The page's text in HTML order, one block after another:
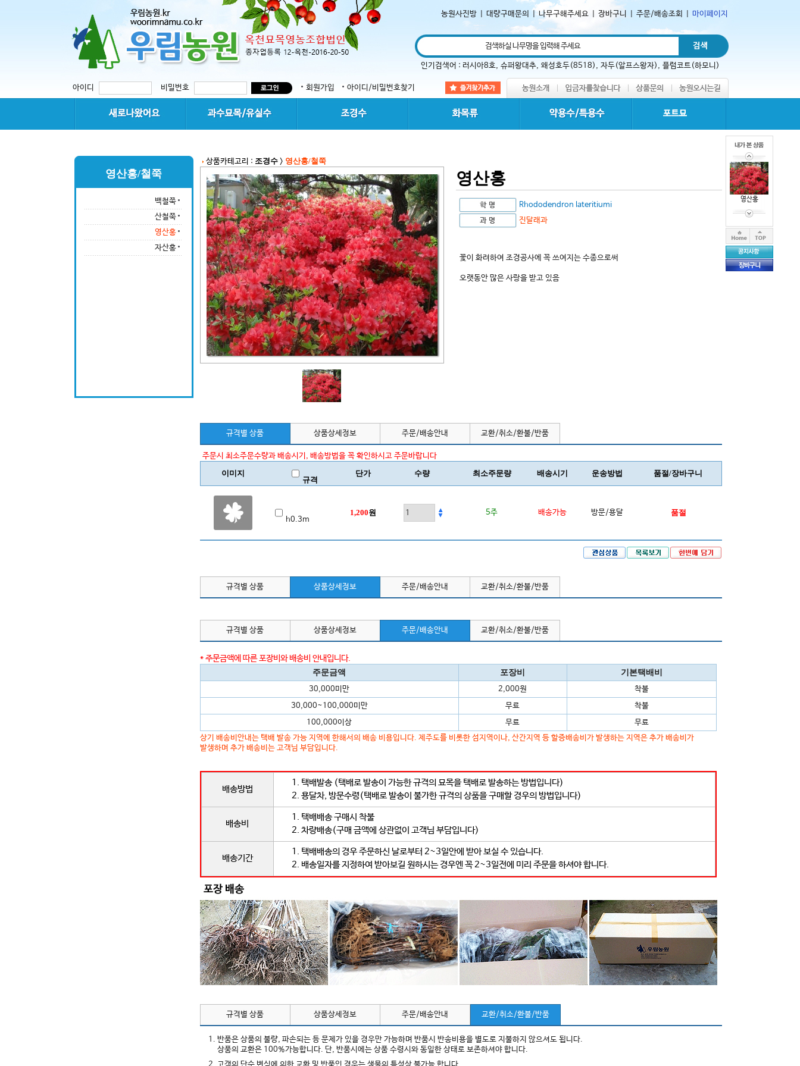
농원사진방 대량구매문의 나무구해주세요 장바구니 주문/배송조회 마이페이지
인기검색어 : 러시아8호, 슈퍼왕대추, 왜성호두(8518) , 자두(알프스왕자) , 플럼코트(하모니)
아이디 비밀번호 회원가입 아이디/비밀번호찾기
영산홍/철쭉
백철쭉
산철쭉
영산홍
자산홍
상품카테고리 : 조경수> 영산홍/철쭉
영산홍
Rhododendron lateritiumi
진달래과
꽃이 화려하여 조경공사에 꼭 쓰여지는 수종으로써
오랫동안 많은 사랑을 받고 있음
규격별 상품 상품상세정보 주문/배송안내 교환/취소/환불/반품
주문시 최소주문수량과 배송시기, 배송방법을 꼭 확인하시고 주문바랍니다
이미지
규격
단가 수량 최소주문량 배송시기 운송방법 품절/장바구니
h0.3m
1,200원 5주 배송가능 방문/용달 품절
규격별 상품 상품상세정보 주문/배송안내 교환/취소/환불/반품
규격별 상품 상품상세정보 주문/배송안내 교환/취소/환불/반품
* 주문금액에 따른 포장비와 배송비 안내입니다.
주문금액 포장비
기본택배비
30,000미만
2,000원
착불
30,000~100,000미만
무료
착불
100,000이상
무료
무료
상기 배송비안내는 택배 발송 가능 지역에 한해서의 배송 비용입니다. 제주도를 비롯한 섬지역이나, 산간지역 등 할증배송비가 발생하는 지역은 추가 배송비가
발생하며 추가 배송비는 고객님 부담입니다.
배송방법
1. 택배발송 (택배로 발송이 가능한 규격의 묘목을 택배로 발송하는 방법입니다)
2. 용달차, 방문수령(택배로 발송이 불가한 규격의 상품을 구매할 경우의 방법입니다)
배송비
1. 택배배송 구매시 착불
2. 차량배송(구매 금액에 상관없이 고객님 부담입니다)
배송기간
1. 택배배송의 경우 주문하신 날로부터 2~3일안에 받아 보실 수 있습니다.
2. 배송일자를 지정하여 받아보길 원하시는 경우엔 꼭 2~3일전에 미리 주문을 하셔야 합니다.
규격별 상품 상품상세정보 주문/배송안내 교환/취소/환불/반품
1. 반품은 상품의 불량, 파손되는 등 문제가 있을 경우만 가능하며 반품시 반송비용을 별도로 지불하지 않으셔도 됩니다.
상품의 교환은 100%가능합니다. 단, 반품시에는 상품 수령시와 동일한 상태로 보존하셔야 합니다.
영산홍